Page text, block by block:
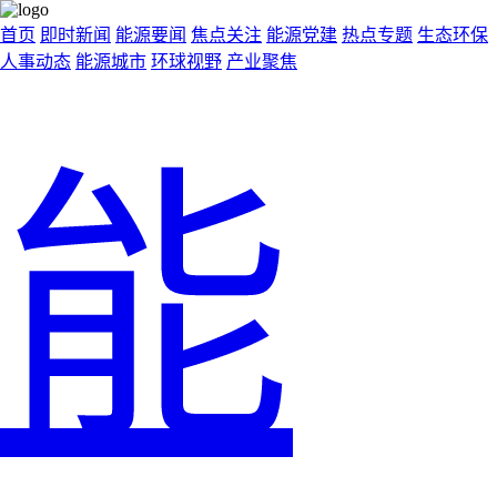
首页 即时新闻 能源要闻 焦点关注 能源党建 热点专题 生态环保
人事动态 能源城市 环球视野 产业聚焦
能